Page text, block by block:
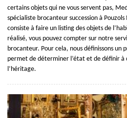
certains objets qui ne vous servent pas,
spécialiste brocanteur succession à
consiste à faire un listing des objets de
réalisé, vous pouvez compter sur notre
brocanteur. Pour cela, nous définissons un
permet de déterminer l’état et de définir à
l’héritage.